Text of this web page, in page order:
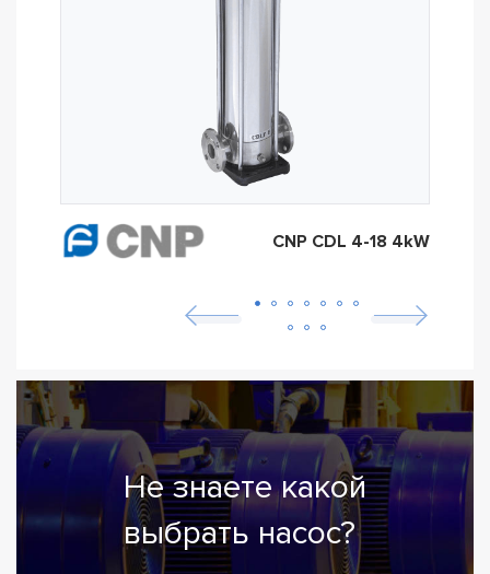
CNP CDL 4-18 4kW
Не знаете какой
выбрать насос?